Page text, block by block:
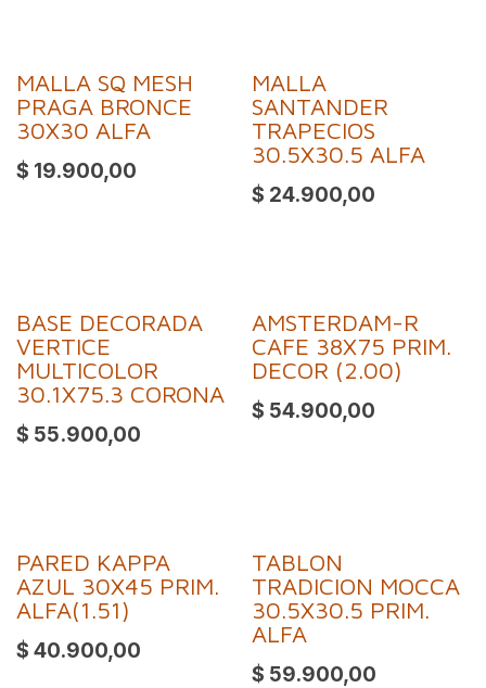
MALLA SQ MESH
PRAGA BRONCE
30X30 ALFA
$ 19.900,00
MALLA
SANTANDER
TRAPECIOS
30.5X30.5 ALFA
$ 24.900,00
BASE DECORADA
VERTICE
MULTICOLOR
30.1X75.3 CORONA
$ 55.900,00
AMSTERDAM-R
CAFE 38X75 PRIM.
DECOR (2.00)
$ 54.900,00
Oferta
PARED KAPPA
AZUL 30X45 PRIM.
ALFA(1.51)
$ 40.900,00
TABLON
TRADICION MOCCA
30.5X30.5 PRIM.
ALFA
$ 59.900,00